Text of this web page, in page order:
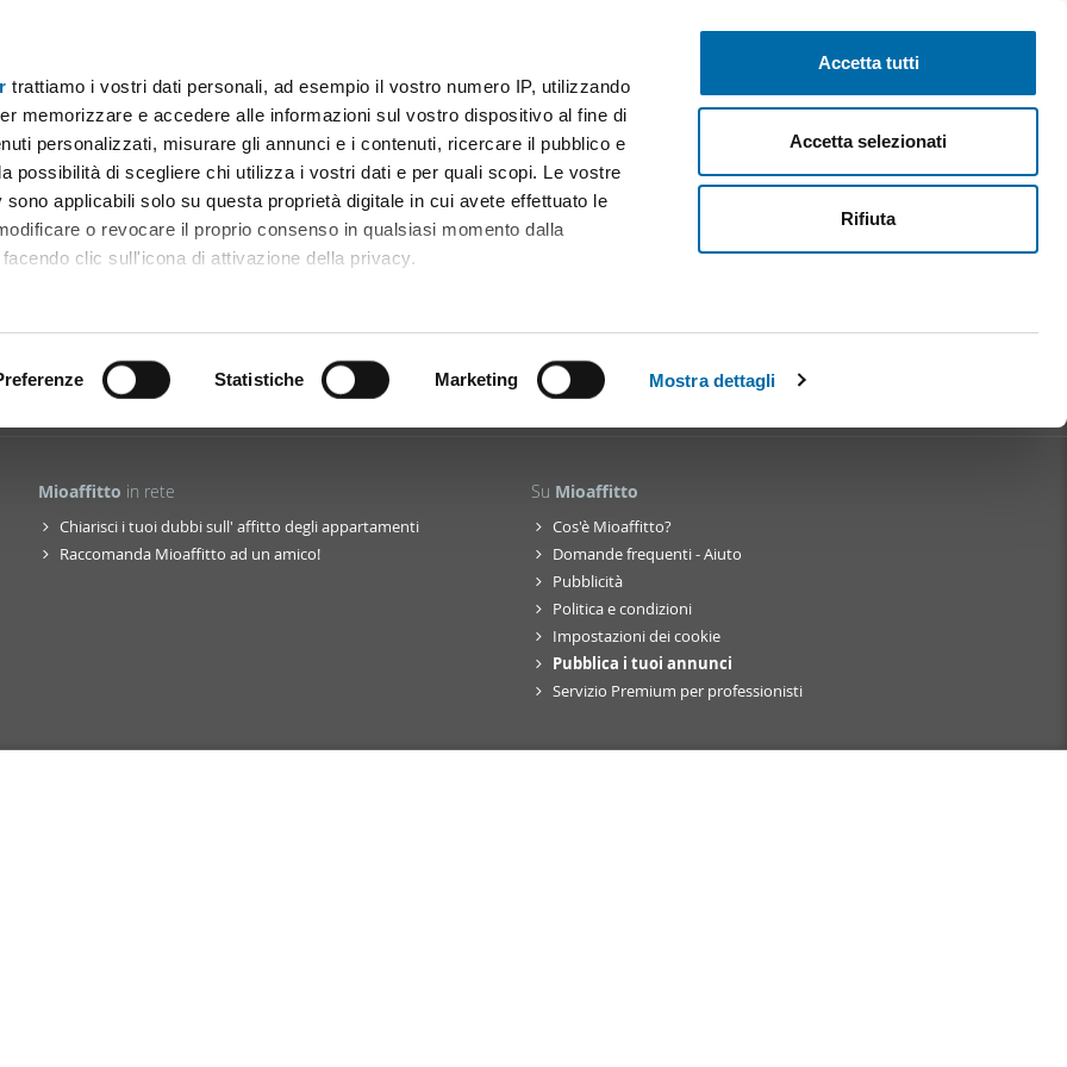
trattiamo i vostri dati personali, ad esempio il vostro numero IP, utilizzando
memorizzare e accedere alle informazioni sul vostro dispositivo al fine di
personalizzati, misurare gli annunci e i contenuti, ricercare il pubblico e
possibilità di scegliere chi utilizza i vostri dati e per quali scopi. Le vostre
applicabili solo su questa proprietà digitale in cui avete effettuato le
o revocare il proprio consenso in qualsiasi momento dalla
clic sull'icona di attivazione della privacy.
scansionandolo attivamente alla ricerca di caratteristiche specifiche
contenuti ed annunci, per fornire funzionalità dei social media e
Condividiamo inoltre informazioni sul modo in cui utilizza il nostro sito
di analisi dei dati web, pubblicità e social media, i quali potrebbero
che ha fornito loro o che hanno raccolto dal suo utilizzo dei loro
Statistiche Marketing Mostra dettagli
Accetta tutti
Accetta selezionati
Rifiuta
Pubblica gratis Inizia sessione
La community Blog Facebook Twitter Pinterest
Mioaffitto in rete
Chiarisci i tuoi dubbi sull' affitto degli appartamenti
Raccomanda Mioaffitto ad un amico!
Su Mioaffitto
Cos'è Mioaffitto?
Domande frequenti - Aiuto
Pubblicità
Politica e condizioni
Impostazioni dei cookie
Pubblica i tuoi annunci
Servizio Premium per professionisti